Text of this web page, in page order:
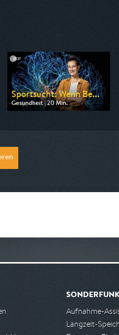
Sportsucht: Wenn Be...
Gesundheit | 20 Min.
Ausgestrahlt von ZDF neo
Aufnahme-
Langzeit-